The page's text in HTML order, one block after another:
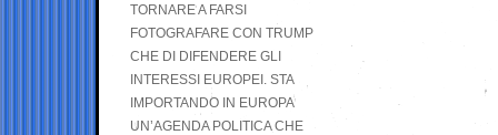
TORNARE A FARSI
FOTOGRAFARE CON TRUMP
CHE DI DIFENDERE GLI
INTERESSI EUROPEI. STA
IMPORTANDO IN EUROPA
UN’AGENDA POLITICA CHE